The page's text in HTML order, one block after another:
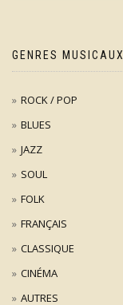
GENRES MUSICAUX
ROCK / POP
BLUES
JAZZ
SOUL
FOLK
FRANÇAIS
CLASSIQUE
CINÉMA
AUTRES